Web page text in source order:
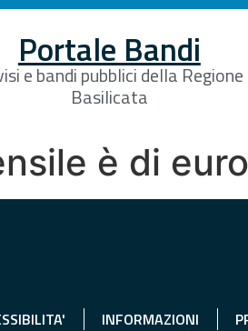
Portale Bandi
e bandi pubblici della Regione
Basilicata
è di
INFORMAZIONI